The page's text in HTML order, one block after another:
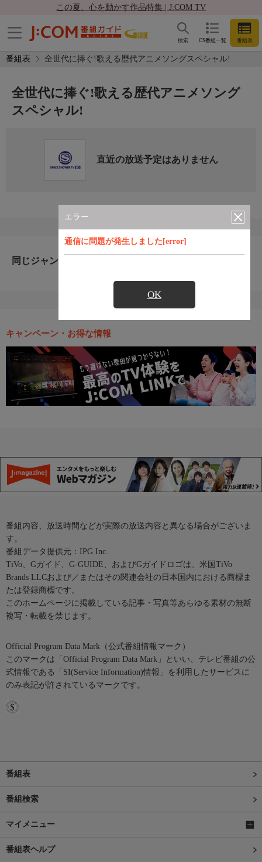
この夏、心を動かす作品特集 | J:COM TV
CS番組一覧 番組表
検索
番組表 全世代に捧ぐ!歌える歴代アニメソングスペシャル!
エラー
通信に問題が発生しました[error]
OK
全世代に捧ぐ!歌える歴代アニメソング
スペシャル!
直近の放送予定はありません
同じジャンルのおすすめ番組
キャンペーン・お得な情報
番組内容、放送時間などが実際の放送内容と異なる場合がございま
す。
番組データ提供元：IPG Inc.
TiVo、Gガイド、G-GUIDE、およびGガイドロゴは、米国TiVo
Brands LLCおよび／またはその関連会社の日本国内における商標ま
たは登録商標です。
このホームページに掲載している記事・写真等あらゆる素材の無断
複写・転載を禁じます。
Official Program Data Mark（公式番組情報マーク）
このマークは「Official Program Data Mark」といい、テレビ番組の公
式情報である「SI(Service Information)情報」を利用したサービスに
のみ表記が許されているマークです。
番組表
番組検索
マイメニュー
番組表ヘルプ